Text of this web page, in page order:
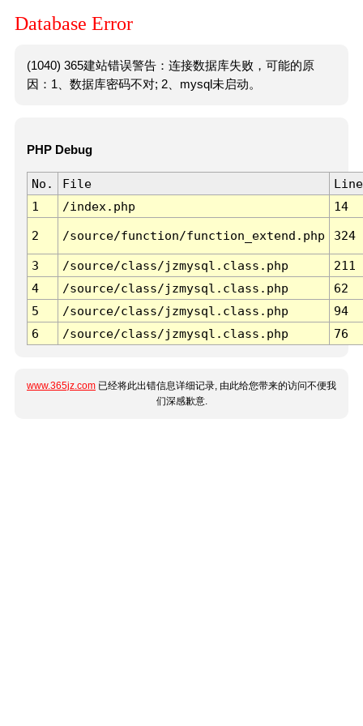
Database Error
(1040) 365建站错误警告：连接数据库失败，可能的原
因：1、数据库密码不对; 2、mysql未启动。
PHP Debug
No. File
Line
1
/index.php 14
2 /source/function/function_extend.php 324
3 /source/class/jzmysql.class.php
211
4
/source/class/jzmysql.class.php
62
5
/source/class/jzmysql.class.php
94
6
/source/class/jzmysql.class.php 76
www.365jz.com 已经将此出错信息详细记录, 由此给您带来的访问不便我
们深感歉意.